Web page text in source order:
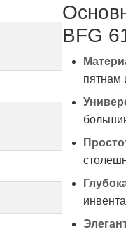
BFG
пятнам